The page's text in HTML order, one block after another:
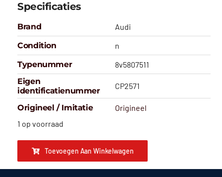
Specificaties
Brand
Audi
Condition
n
Typenummer
8v5807511
Eigen
identificatienummer
CP2571
Origineel / Imitatie
Origineel
1 op voorraad
Toevoegen Aan Winkelwagen